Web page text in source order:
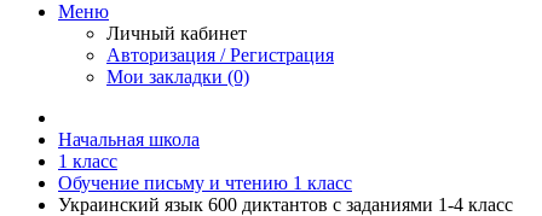
Меню
Личный кабинет
Авторизация / Регистрация
Мои закладки (0)
Начальная школа
1 класс
Обучение письму и чтению 1 класс
Украинский язык 600 диктантов с заданиями 1-4 класс